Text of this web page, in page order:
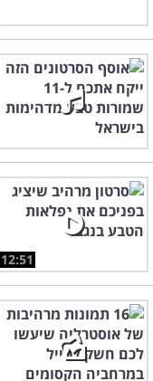
12:51